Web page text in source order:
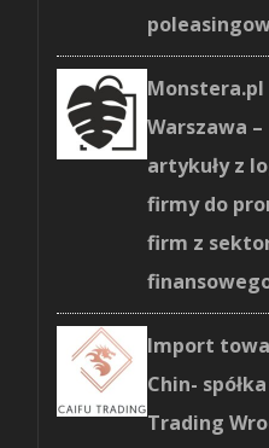
Monstera.pl
Warszawa –
artykuły z
firmy do
firm z
Import
Chin-
Trading